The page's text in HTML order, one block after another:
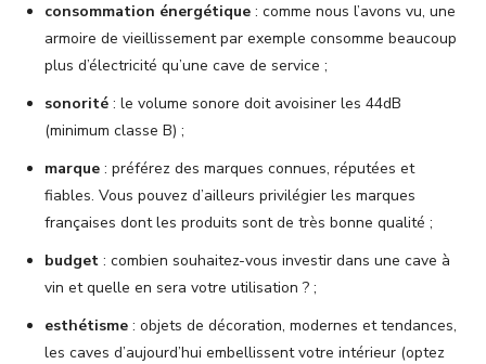
consommation énergétique : comme nous l’avons vu, une
armoire de vieillissement par exemple consomme beaucoup
plus d’électricité qu’une cave de service ;
sonorité : le volume sonore doit avoisiner les 44dB
(minimum classe B) ;
marque : préférez des marques connues, réputées et
fiables. Vous pouvez d’ailleurs privilégier les marques
françaises dont les produits sont de très bonne qualité ;
budget : combien souhaitez-vous investir dans une cave à
vin et quelle en sera votre utilisation ? ;
esthétisme : objets de décoration, modernes et tendances,
les caves d’aujourd’hui embellissent votre intérieur (optez